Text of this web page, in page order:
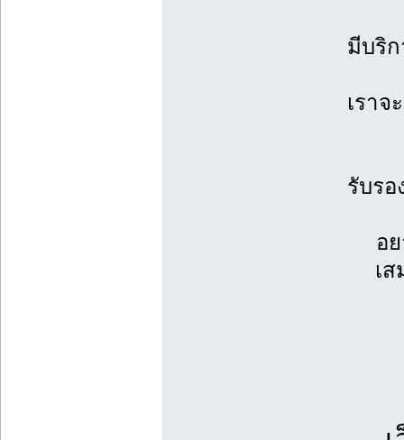
มีบริ
เราจ
รับร
อ
เ